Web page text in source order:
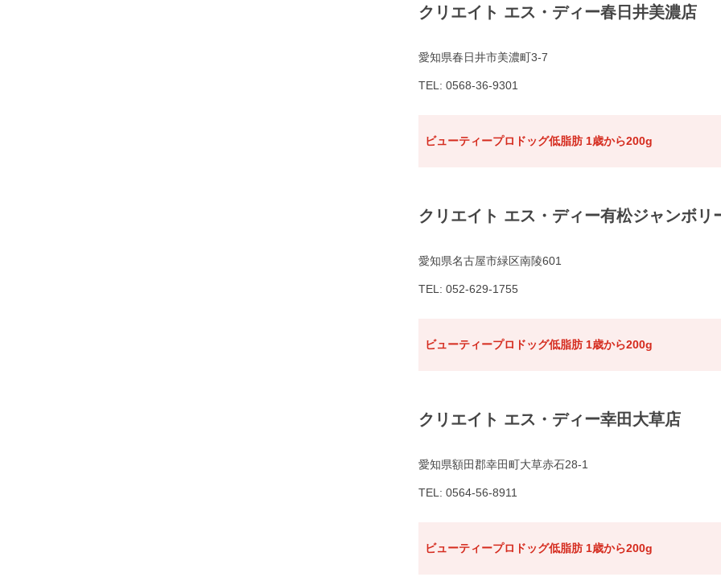
クリエイト エス・ディー春日井美濃店
愛知県春日井市美濃町3-7
TEL: 0568-36-9301
ビューティープロドッグ低脂肪 1歳から200g
クリエイト エス・ディー有松ジャンボリ
愛知県名古屋市緑区南陵601
TEL: 052-629-1755
ビューティープロドッグ低脂肪 1歳から200g
クリエイト エス・ディー幸田大草店
愛知県額田郡幸田町大草赤石28-1
TEL: 0564-56-8911
ビューティープロドッグ低脂肪 1歳から200g